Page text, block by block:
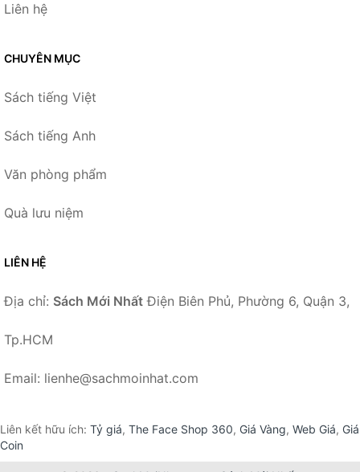
Liên hệ
CHUYÊN MỤC
Sách tiếng Việt
Sách tiếng Anh
Văn phòng phẩm
Quà lưu niệm
LIÊN HỆ
Địa chỉ: Sách Mới Nhất Điện Biên Phủ, Phường 6, Quận 3,
Tp.HCM
Email: lienhe@sachmoinhat.com
Liên kết hữu ích: Tỷ giá, The Face Shop 360, Giá Vàng, Web Giá, Giá
Coin